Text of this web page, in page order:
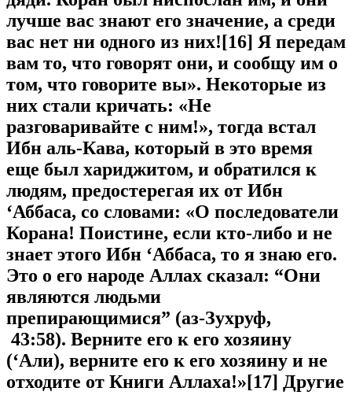
лучше вас знают его значение, а среди
вас нет ни одного из них![16] Я передам
вам то, что говорят они, и сообщу им о
том, что говорите вы». Некоторые из
них стали кричать: «Не
разговаривайте с ним!», тогда встал
Ибн аль-Кава, который в это время
еще был хариджитом, и обратился к
людям, предостерегая их от Ибн
‘Аббаса, со словами: «О последователи
Корана! Поистине, если кто-либо и не
знает этого Ибн ‘Аббаса, то я знаю его.
Это о его народе Аллах сказал: “Они
являются людьми
препирающимися” (аз-Зухруф,
43:58). Верните его к его хозяину
(‘Али), верните его к его хозяину и не
отходите от Книги Аллаха!»[17] Другие